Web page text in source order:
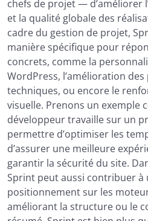
chefs de projet — d’améliorer
et la qualité globale des
cadre du gestion de projet,
manière spécifique pour
concrets, comme la
WordPress, l’amélioration
techniques, ou encore le
visuelle. Prenons un exemple
développeur travaille sur un
permettre d’optimiser les
d’assurer une meilleure
garantir la sécurité du site.
Sprint peut aussi contribuer à
positionnement sur les
améliorant la structure ou le